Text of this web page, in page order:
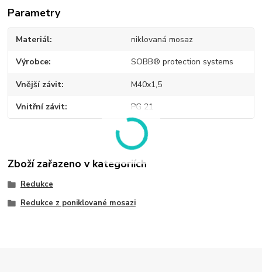
Parametry
Materiál niklovaná mosaz
Výrobce SOBB® protection systems
Vnější závit M40x1,5
Vnitřní závit PG 21
Zboží zařazeno v kategoriích
Redukce
Redukce z poniklované mosazi